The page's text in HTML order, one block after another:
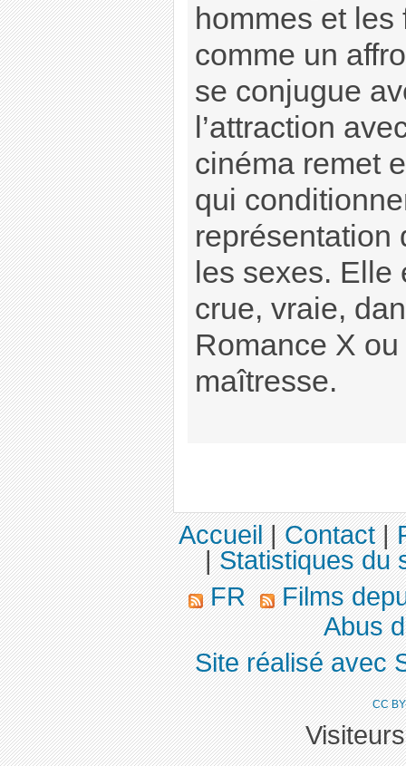
hommes et
comme un
se conjugue
l’attraction
cinéma remet
qui
représentation
les sexes.
crue, vraie,
Romance X
maîtresse.
Accueil|Contact|
|Statistiques du
FR
Films
Abus
Site réalisé avec
CC